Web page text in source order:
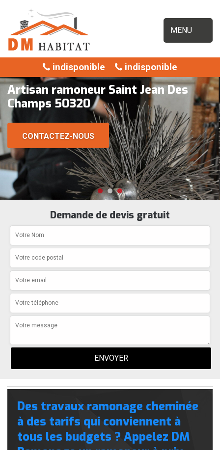
MENU
indisponible indisponible
Artisan ramoneur Saint Jean Des
Champs 50320
CONTACTEZ-NOUS
Demande de devis gratuit
Des travaux ramonage cheminée
à des tarifs qui conviennent à
tous les budgets ? Appelez DM